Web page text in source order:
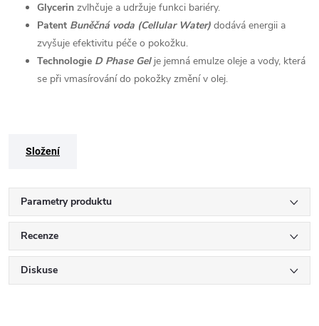
Glycerin zvlhčuje a udržuje funkci bariéry.
Patent Buněčná voda (Cellular Water) dodává energii a
zvyšuje efektivitu péče o pokožku.
Technologie D Phase Gelje jemná emulze oleje a vody, která
se při vmasírování do pokožky změní v olej.
Složení
Parametry produktu
Recenze
Diskuse